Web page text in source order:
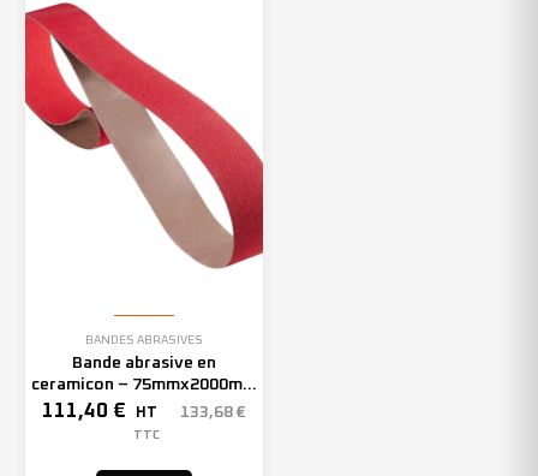
BANDES ABRASIVES
Bande abrasive en
ceramicon – 75mmx2000mm
– Grain 60 – 305967 (x10)
111,40 € HT 133,68 €
TTC